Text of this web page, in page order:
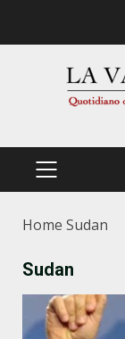
PRIMÄRES
Home Sudan
Sudan